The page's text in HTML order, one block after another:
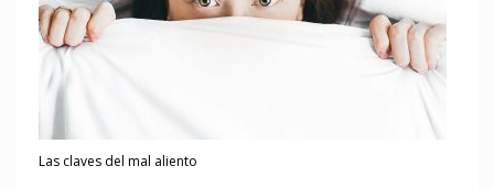
Las claves del mal aliento